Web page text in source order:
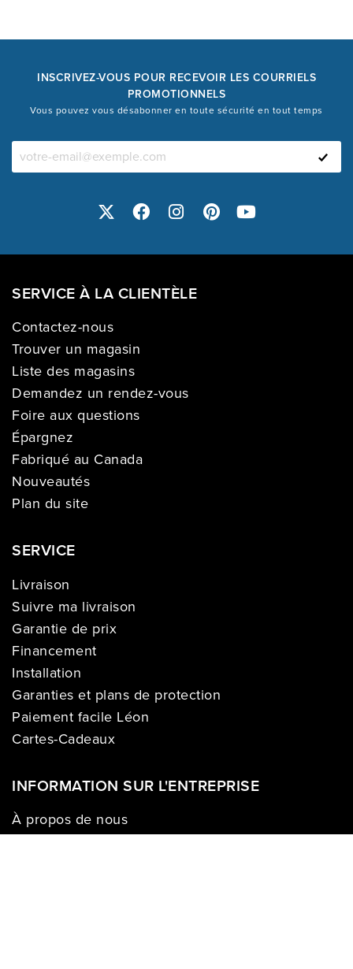
INSCRIVEZ-VOUS POUR RECEVOIR LES COURRIELS
PROMOTIONNELS
Vous pouvez vous désabonner en toute sécurité en tout temps
SERVICE À LA CLIENTÈLE
Contactez-nous
Trouver un magasin
Liste des magasins
Demandez un rendez-vous
Foire aux questions
Épargnez
Fabriqué au Canada
Nouveautés
Plan du site
SERVICE
Livraison
Suivre ma livraison
Garantie de prix
Financement
Installation
Garanties et plans de protection
Paiement facile Léon
Cartes-Cadeaux
INFORMATION SUR L'ENTREPRISE
À propos de nous